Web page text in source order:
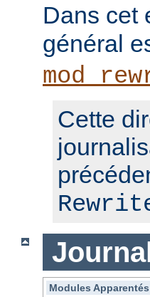
Dans cet
général
Cette
Modules Apparentés